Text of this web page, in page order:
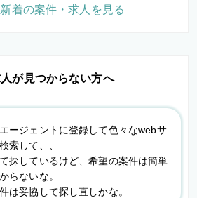
が見つからない方へ
ージェントに登録して色々なwebサ
索して、、
探しているけど、希望の案件は簡単
らないな。
は妥協して探し直しかな。
着の案件・求人を見る